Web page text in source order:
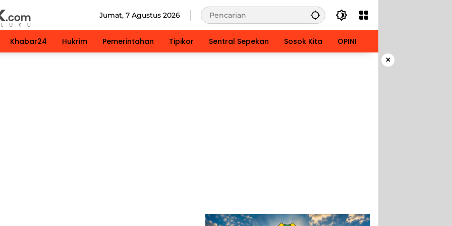
Jumat, 7 Agustus 2026
Khabar24 Hukrim Pemerintahan Tipikor Sentral Sepekan Sosok Kita OPINI
×